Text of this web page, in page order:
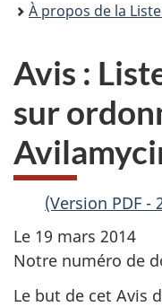
À propos de la
Avis :
sur
(Version PDF -
Le 19 mars 2014
Notre numéro de
Le but de cet Avis